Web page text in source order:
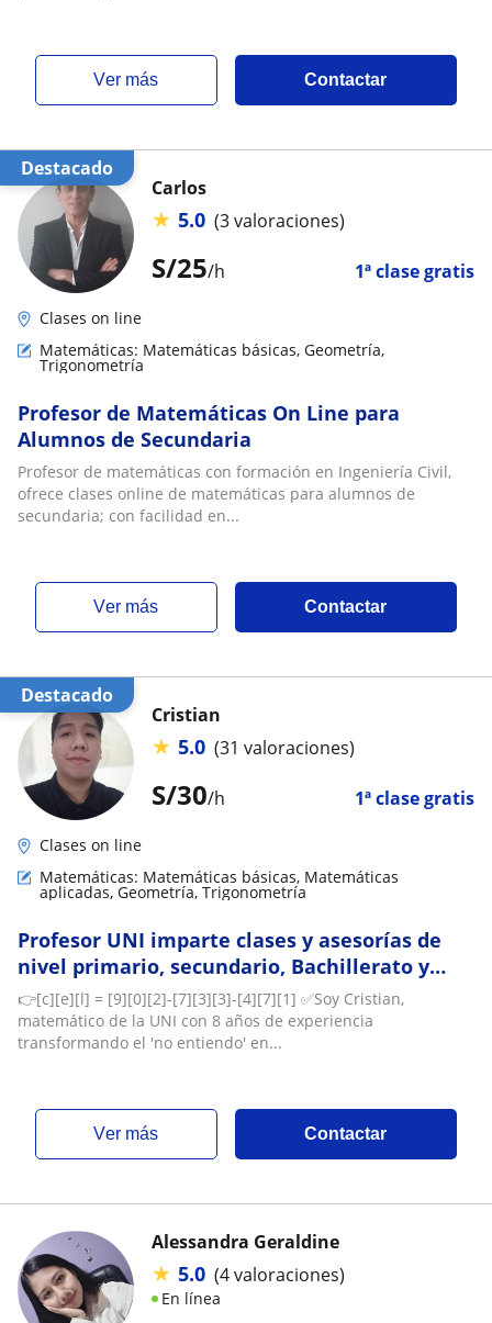
ver más Contactar
Destacado
S/25/h 1ª clase gratis
Carlos
★ 5.0 (3 valoraciones)
Clases on line
Matemáticas: Matemáticas básicas, Geometría,
Trigonometría
Profesor de Matemáticas On Line para
Alumnos de Secundaria
Profesor de matemáticas con formación en Ingeniería Civil,
ofrece clases online de matemáticas para alumnos de
secundaria; con facilidad en...
ver más Contactar
Destacado
S/30/h 1ª clase gratis
Cristian
★ 5.0 (31 valoraciones)
Clases on line
Matemáticas: Matemáticas básicas, Matemáticas
aplicadas, Geometría, Trigonometría
Profesor UNI imparte clases y asesorías de
nivel primario, secundario, Bachillerato y
preuniversitario. Virtual y Presencial
👉[c][e][l] = [9][0][2]-[7][3][3]-[4][7][1] ✅Soy Cristian,
matemático de la UNI con 8 años de experiencia
transformando el 'no entiendo' en...
ver más Contactar
Alessandra Geraldine
★ 5.0 (4 valoraciones)
En línea